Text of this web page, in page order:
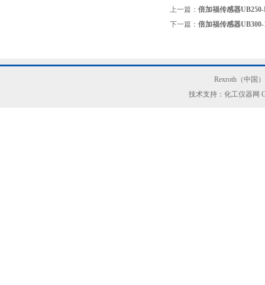
上一篇： 倍加福传感器
下一篇： 倍加福传感器
Rexroth（中国
技术支持：化工仪器网